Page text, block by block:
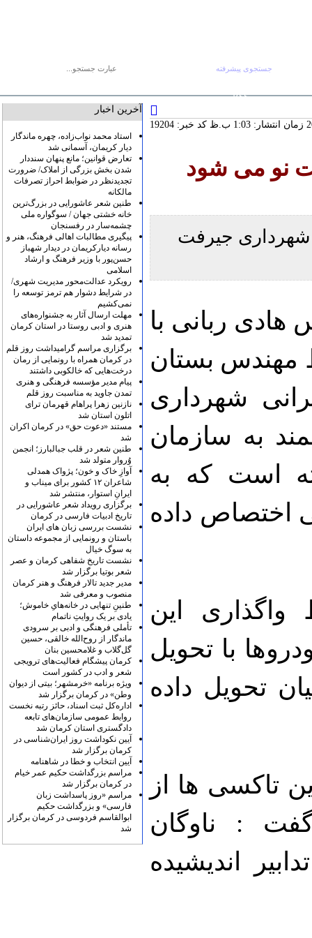
جستجوی پیشرفته
RSS
کد خبر: 19204
نو می شود
شهرداری جیرفت
ربانی با
مهندس بستان
شهرداری
به سازمان
است که به
اختصاص داده
این
با تحویل
تحویل داده
تاکسی ها از
: ناوگان
اندیشیده
آخرین اخبار
استاد محمد نواب‌زاده، چهره ماندگار
دیار کریمان، آسمانی شد
تعارض قوانین؛ مانع پنهان سنددار
شدن بخش بزرگی از املاک/ ضرورت
تجدیدنظر در ضوابط احراز تصرفات
مالکانه
طنین شعر عاشورایی در بزرگ‌ترین
خانه خشتی جهان / سوگواره ملی
چشمه‌سار در رفسنجان
پیگیری مطالبات اهالی فرهنگ، هنر و
رسانه دیارکریمان در دیدار شهباز
حسن‌پور با وزیر فرهنگ و ارشاد
اسلامی
رویکرد عدالت‌محور مدیریت شهری/
در شرایط دشوار هم ترمز توسعه را
نمی‌کشیم
مهلت ارسال آثار به جشنواره‌های
هنری و ادبی روستا در استان کرمان
تمدید شد
برگزاری مراسم گرامیداشت روز قلم
در کرمان همراه با رونمایی از رمان
درخت‌هایی که خالکوبی داشتند
پیام مدیر مؤسسه فرهنگی و هنری
تمدن جاوید به مناسبت روز قلم
نازنین زهرا پراهام قهرمان ترای
اتلون استان شد
مستند «دعوت حق» در کرمان اکران
شد
طنین شعر در قلب جبالبارز؛ انجمن
وُروار متولد شد
آوازِ خاک و خون؛ پژواک همدلی
شاعران ۱۲ کشور برای میناب و
ایرانِ استوار، منتشر شد
برگزاری رویداد شعر عاشورایی در
تاریخ ادبیات فارسی در کرمان
نشست بررسی زبان های ایران
باستان و رونمایی از مجموعه داستان
به سوگ خیال
نشست تاریخ شفاهی کرمان و عصر
شعر بوتیا برگزار شد
مدیر جدید تالار فرهنگ و هنر کرمان
منصوب و معرفی شد
طنینِ تنهایی در خانه‌هایِ خاموش؛
یادی بر یک روایتِ ناتمام
تأملی فرهنگی و ادبی بر سرودی
ماندگار از روح‌الله خالقی، حسین
گل‌گلاب و غلامحسین بنان
کرمان پیشگام فعالیت‌های ترویجی
شعر و ادب در کشور است
ویژه برنامه «خرمشهر؛ بیتی از دیوان
وطن» در کرمان برگزار شد
اداره‌کل ثبت اسناد، حائز رتبه نخست
روابط عمومی سازمان‌های تابعه
دادگستری استان کرمان شد
آیین نکوداشت روز ایران‌شناسی در
کرمان برگزار شد
آیین انتخاب و خطا در شاهنامه
مراسم بزرگداشت حکیم عمر خیام
در کرمان برگزار شد
مراسم «روز پاسداشت زبان
فارسی» و بزرگداشت حکیم
ابوالقاسم فردوسی در کرمان برگزار
شد